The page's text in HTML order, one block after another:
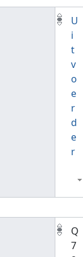
U
i
t
v
o
e
r
d
e
r
Q
7